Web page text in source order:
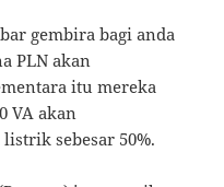
gembira bagi anda
PLN akan
itu mereka
VA akan
sebesar 50%.